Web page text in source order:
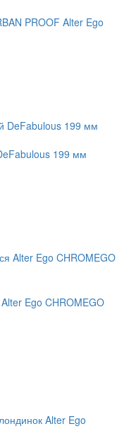
PROOF Alter Ego
199 мм
Ego CHROMEGO